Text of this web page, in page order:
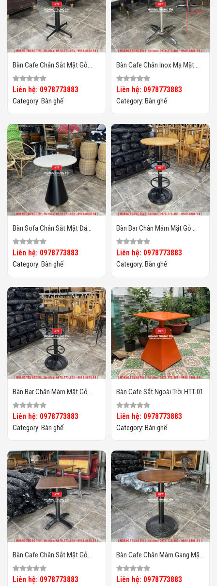
Bàn Cafe Chân Sắt Mặt Gỗ
HTT02
Liên hệ: 0978773883
Category: Bàn ghế
Bàn Cafe Chân Inox Mạ Mặt
Nhôm HTT-01
Liên hệ: 0978773883
Category: Bàn ghế
Bàn Sofa Chân Sắt Mặt Đá
HTT-01
Liên hệ: 0978773883
Category: Bàn ghế
Bàn Bar Chân Mâm Mặt Gỗ
HTT-02
Liên hệ: 0978773883
Category: Bàn ghế
Bàn Bar Chân Mâm Mặt Gỗ
HTT-01
Liên hệ: 0978773883
Category: Bàn ghế
Bàn Cafe Sắt Ngoài Trời HTT-01
Liên hệ: 0978773883
Category: Bàn ghế
Bàn Cafe Chân Sắt Mặt Gỗ
HTT01
Liên hệ: 0978773883
Bàn Cafe Chân Mâm Gang Mặt
Gỗ HTT07
Liên hệ: 0978773883